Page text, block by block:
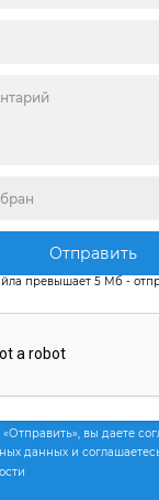
Отправить
превышает 5 Мб -
вы даете
данных и